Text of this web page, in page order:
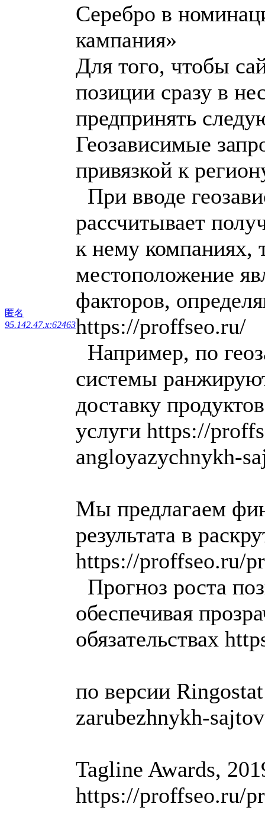
匿名
95.142.47.x:62463
Серебро в
кампания»
Для того, чтобы
позиции сразу в
предпринять
Геозависимые
привязкой к
При вводе
рассчитывает
к нему компаниях,
местоположение
факторов,
https://proffseo.ru/
Например, по
системы
доставку
услуги https://
angloyazychnykh-
Мы предлагаем
результата в
https://proffseo.ru/
Прогноз роста
обеспечивая
обязательствах
по версии
zarubezhnykh-sajtov
Tagline Awards,
https://proffseo.ru/